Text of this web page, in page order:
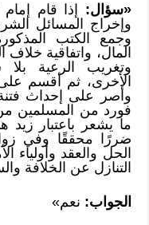
«سؤال: إذا قام
وإخراج المسائل
وجمع الكتب
المال، واتفاقية
وتغريب الرعية
الأخرى، ثم أقسم
وأصر على إحداث
فورد من المسلمين من
ما يشعر باعتبار
ضررًا محققًا وفي
الحل والعقد وأولياء
التنازل عن الخلافة
الجواب: نعم»